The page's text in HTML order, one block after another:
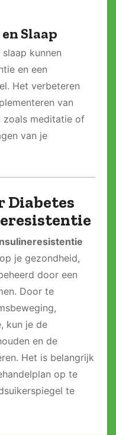
Slaap
kunnen
en een
Het verbeteren
van
zoals meditatie of
van je
Diabetes
je gezondheid,
door een
Door te
kun je de
en de
Het is belangrijk
op te
te